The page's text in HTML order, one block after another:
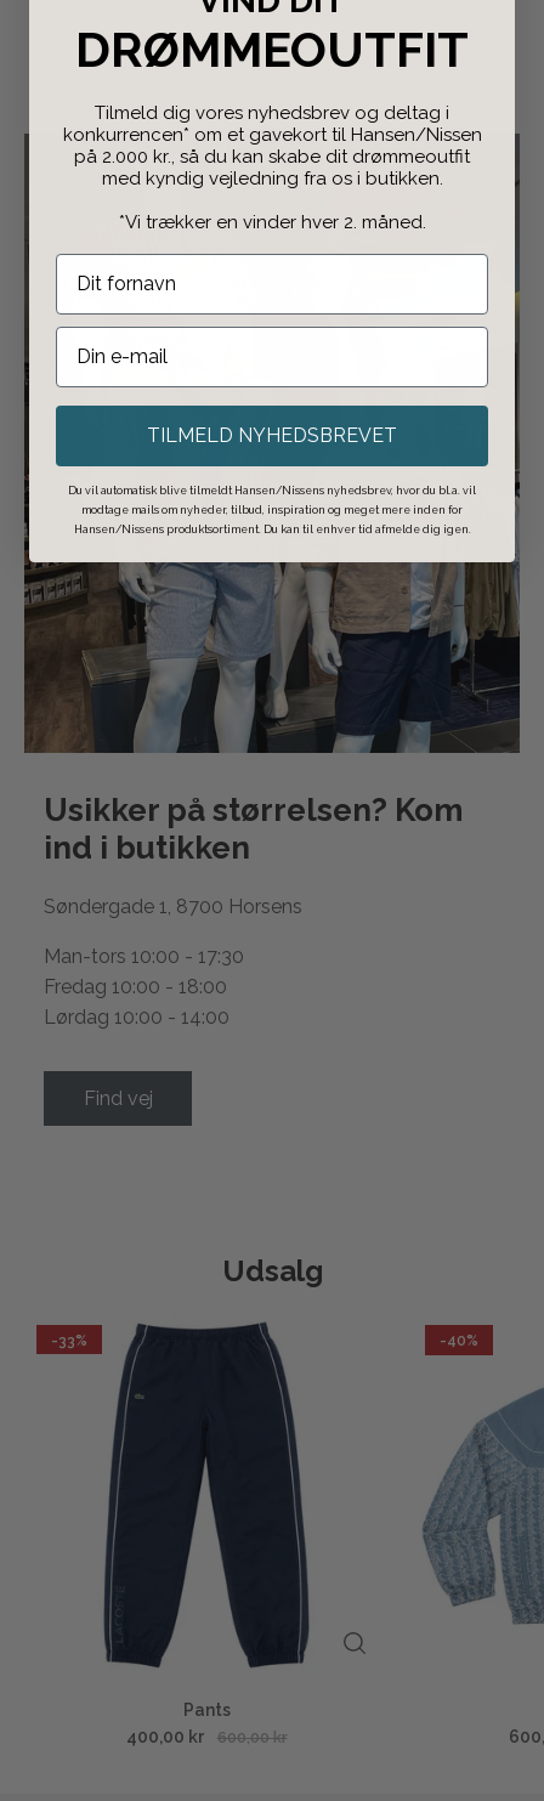
1-2 dages leveringstid
og fri fragt til GLS pakkeshop ved køb over 498,-
Usikker på størrelsen? Kom
ind i butikken
Søndergade 1, 8700 Horsens
Man-tors 10:00 - 17:30
Fredag 10:00 - 18:00
Lørdag 10:00 - 14:00
Find vej
Udsalg
-33%
Pants
400,00 kr
600,00 kr
-40%
DRØMMEOUTFIT
Tilmeld dig vores nyhedsbrev og deltag i
konkurrencen* om et gavekort til Hansen/Nissen
på 2.000 kr., så du kan skabe dit drømmeoutfit
med kyndig vejledning fra os i butikken.
*Vi trækker en vinder hver 2. måned.
TILMELD NYHEDSBREVET
Du vil automatisk blive tilmeldt Hansen/Nissens nyhedsbrev, hvor du bl.a. vil
modtage mails om nyheder, tilbud, inspiration og meget mere inden for
Hansen/Nissens produktsortiment. Du kan til enhver tid afmelde dig igen.